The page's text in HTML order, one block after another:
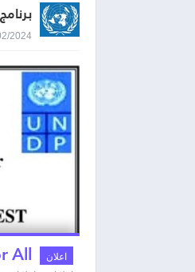
29/02/2024
اعلان All